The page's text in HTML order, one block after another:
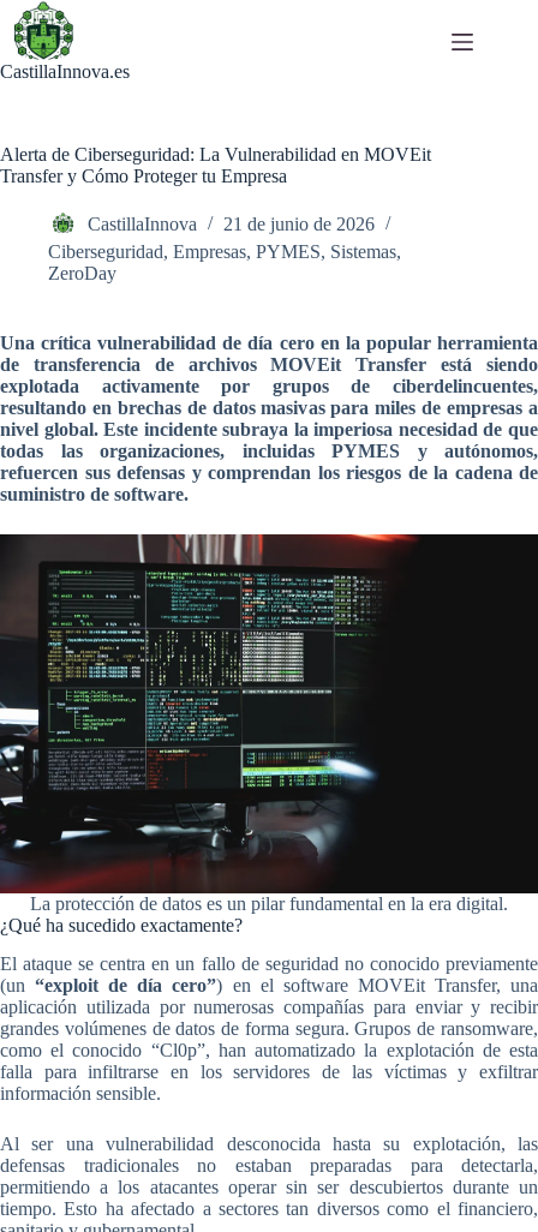
Saltar
contenido
CastillaInnova.es
Alerta de Ciberseguridad: La Vulnerabilidad en MOVEit
Transfer y Cómo Proteger tu Empresa
CastillaInnova
21 de junio de 2026
Ciberseguridad, Empresas, PYMES, Sistemas,
ZeroDay
Una crítica vulnerabilidad de día cero en la popular herramienta
de transferencia de archivos MOVEit Transfer está siendo
explotada activamente por grupos de ciberdelincuentes,
resultando en brechas de datos masivas para miles de empresas a
nivel global. Este incidente subraya la imperiosa necesidad de que
todas las organizaciones, incluidas PYMES y autónomos,
refuercen sus defensas y comprendan los riesgos de la cadena de
suministro de software.
La protección de datos es un pilar fundamental en la era digital.
¿Qué ha sucedido exactamente?
El ataque se centra en un fallo de seguridad no conocido previamente
(un“exploit de día cero”) en el software MOVEit Transfer, una
aplicación utilizada por numerosas compañías para enviar y recibir
grandes volúmenes de datos de forma segura. Grupos de ransomware,
como el conocido “Cl0p”, han automatizado la explotación de esta
falla para infiltrarse en los servidores de las víctimas y exfiltrar
información sensible.
Al ser una vulnerabilidad desconocida hasta su explotación, las
defensas tradicionales no estaban preparadas para detectarla,
permitiendo a los atacantes operar sin ser descubiertos durante un
tiempo. Esto ha afectado a sectores tan diversos como el financiero,